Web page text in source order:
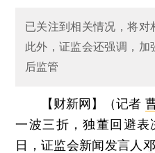
已关注到相关情况，将对
此外，证监会还强调，
后监管
【财新网】（记者
一波三折，独董回避
日，证监会新闻发言人